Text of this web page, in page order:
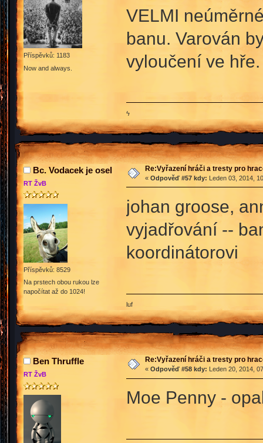
Příspěvků: 1183
Now and always.
VELMI
banu. Varován
vyloučení ve hře.
ϟ
Bc. Vodacek je osel
RT ŽvB
Příspěvků: 8529
Na prstech obou rukou lze
napočítat až do 1024!
Re:Vyřazení hráči a tresty pro
« Odpověď #57 kdy: Leden 03, 2014,
johan groose,
vyjadřování --
koordinátorovi
luf
Ben Thruffle
RT ŽvB
Re:Vyřazení hráči a tresty pro
« Odpověď #58 kdy: Leden 20, 2014,
Moe Penny -